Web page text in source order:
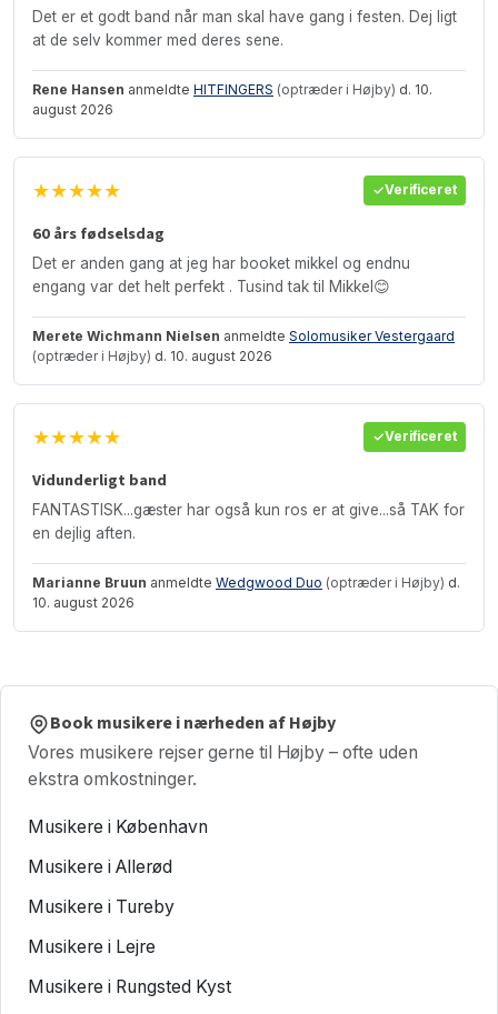
Det er et godt band når man skal have gang i festen. Dej ligt
at de selv kommer med deres sene.
Rene Hansen anmeldte HITFINGERS (optræder i Højby) d. 10.
august 2026
★★★★★ Verificeret
60 års fødselsdag
Det er anden gang at jeg har booket mikkel og endnu
engang var det helt perfekt . Tusind tak til Mikkel😊
Merete Wichmann Nielsen anmeldte Solomusiker Vestergaard
(optræder i Højby) d. 10. august 2026
★★★★★ Verificeret
Vidunderligt band
FANTASTISK...gæster har også kun ros er at give...så TAK for
en dejlig aften.
Marianne Bruun anmeldte Wedgwood Duo (optræder i Højby) d.
10. august 2026
Book musikere i nærheden af Højby
Vores musikere rejser gerne til Højby – ofte uden
ekstra omkostninger.
Musikere i København
Musikere i Allerød
Musikere i Tureby
Musikere i Lejre
Musikere i Rungsted Kyst